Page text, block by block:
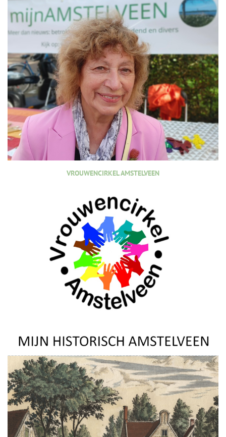
VROUWENCIRKEL AMSTELVEEN